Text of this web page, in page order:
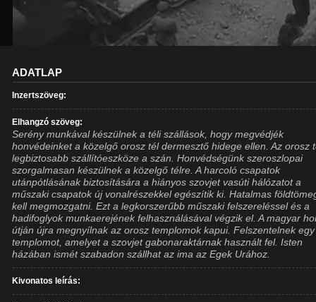
ADATLAP
Inzertszöveg:
Elhangzó szöveg:
Serény munkával készülnek a téli szállások, hogy megvédjék
honvédeinket a közelgő orosz tél dermesztő hidege ellen. Az orosz
legbiztosabb szállítóeszköze a szán. Honvédségünk szeroszlopai
szorgalmasan készülnek a közelgő télre. A harcoló csapatok
utánpótlásának biztosítására a hiányos szovjet vasúti hálózatot a
műszaki csapatok új vonalrészekkel egészítik ki. Hatalmas
kell megmozgatni. Ezt a legkorszerűbb műszaki felszereléssel és a
hadifoglyok munkaerejének felhasználásával végzik el. A magyar
útján újra megnyílnak az orosz templomok kapui. Felszentelnek egy
templomot, amelyet a szovjet gabonaraktárnak használt fel. Isten
házában ismét szabadon szállhat az ima az Egek Urához.
Kivonatos leírás: